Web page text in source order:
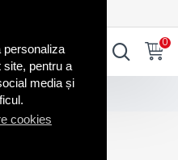
personaliza
site, pentru a
media și
cookies
0
directoriale 802